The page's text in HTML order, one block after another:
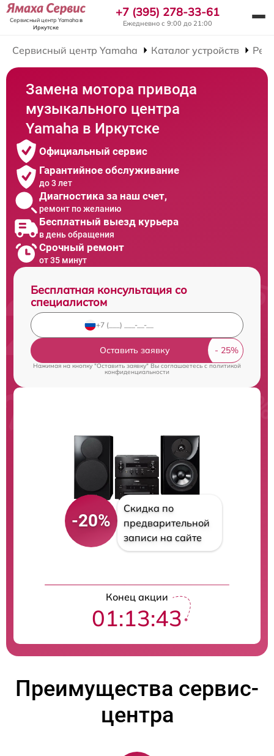
Сервисный центр Yamahaв
Иркутске
+7 (395) 278-33-61
Ежедневно с 9:00 до 21:00
Сервисный центр Yamaha Каталог устройств
Замена мотора привода
музыкального центра
Yamaha в Иркутске
Официальный сервис
Гарантийное обслуживание
до 3 лет
Диагностика за наш счет,
ремонт по желанию
Бесплатный выезд курьера
в день обращения
Срочный ремонт
от 35 минут
Бесплатная консультация со
специалистом
Оставить заявку
Нажимая на кнопку "Оставить заявку" Вы соглашаетесь cполитикой
конфиденциальности
-20%
Скидка по
предварительной
записи на сайте
Конец акции
01:13:42
Преимущества сервис-
центра